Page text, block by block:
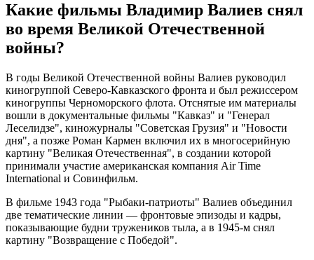
Какие фильмы Владимир Валиев снял
во время Великой Отечественной
войны?
В годы Великой Отечественной войны Валиев руководил
киногруппой Северо-Кавказского фронта и был режиссером
киногруппы Черноморского флота. Отснятые им материалы
вошли в документальные фильмы "Кавказ" и "Генерал
Леселидзе", киножурналы "Советская Грузия" и "Новости
дня", а позже Роман Кармен включил их в многосерийную
картину "Великая Отечественная", в создании которой
принимали участие американская компания Air Time
International и Совинфильм.
В фильме 1943 года "Рыбаки-патриоты" Валиев объединил
две тематические линии — фронтовые эпизоды и кадры,
показывающие будни тружеников тыла, а в 1945-м снял
картину "Возвращение с Победой".